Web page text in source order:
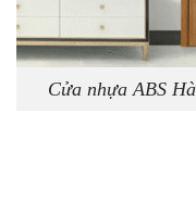
Cửa nhựa ABS